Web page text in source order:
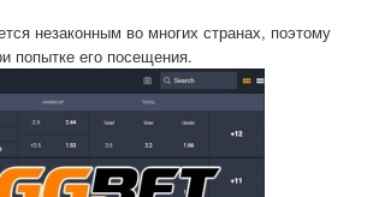
незаконным во многих странах, поэтому
попытке его посещения.